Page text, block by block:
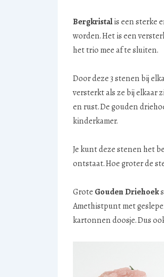
Bergkristalis een sterke
worden. Het is een
het trio mee af te sluiten.
Door deze 3 stenen bij
versterkt als ze bij elkaar
en rust. De gouden
kinderkamer.
Je kunt deze stenen het
ontstaat. Hoe groter de
Grote Gouden Driehoek
Amethistpunt met
kartonnen doosje. Dus